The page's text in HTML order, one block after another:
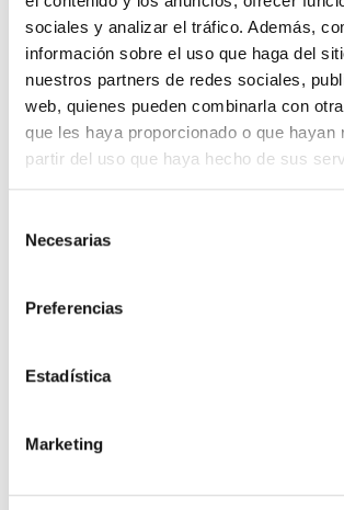
sociales y analizar el tráfico. Además,
información sobre el uso que haga del
nuestros partners de redes sociales,
web, quienes pueden combinarla con
que les haya proporcionado o que hayan
partir del uso que haya hecho de sus
Necesarias
Preferencias
Estadística
Marketing
cuidar una cicatriz, cabe insistir en
dependerá también de otros factores
genética, la edad, la localización, el
profundidad de la herida, así como su